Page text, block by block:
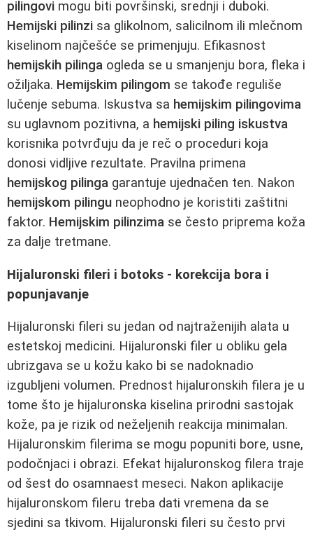
pilingovi mogu biti površinski, srednji i duboki.
Hemijski pilinzi sa glikolnom, salicilnom ili mlečnom
kiselinom najčešće se primenjuju. Efikasnost
hemijskih pilinga ogleda se u smanjenju bora, fleka i
ožiljaka. Hemijskim pilingom se takođe reguliše
lučenje sebuma. Iskustva sa hemijskim pilingovima
su uglavnom pozitivna, a hemijski piling iskustva
korisnika potvrđuju da je reč o proceduri koja
donosi vidljive rezultate. Pravilna primena
hemijskog pilinga garantuje ujednačen ten. Nakon
hemijskom pilingu neophodno je koristiti zaštitni
faktor. Hemijskim pilinzima se često priprema koža
za dalje tretmane.
Hijaluronski fileri i botoks - korekcija bora i
popunjavanje
Hijaluronski fileri su jedan od najtraženijih alata u
estetskoj medicini. Hijaluronski filer u obliku gela
ubrizgava se u kožu kako bi se nadoknadio
izgubljeni volumen. Prednost hijaluronskih filera je u
tome što je hijaluronska kiselina prirodni sastojak
kože, pa je rizik od neželjenih reakcija minimalan.
Hijaluronskim filerima se mogu popuniti bore, usne,
podočnjaci i obrazi. Efekat hijaluronskog filera traje
od šest do osamnaest meseci. Nakon aplikacije
hijaluronskom fileru treba dati vremena da se
sjedini sa tkivom. Hijaluronski fileri su često prvi